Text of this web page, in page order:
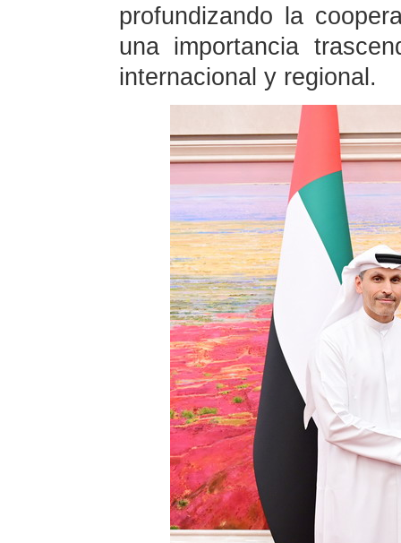
profundizando la
una importancia
internacional y regional.